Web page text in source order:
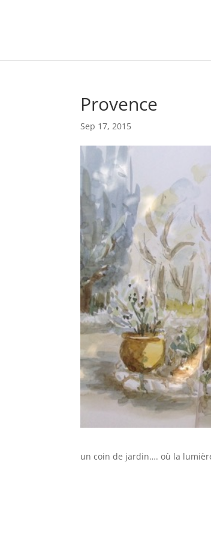
Provence
Sep 17, 2015
un coin de jardin…. où la